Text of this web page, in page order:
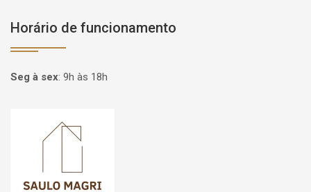
Horário de funcionamento
Seg à sex: 9h às 18h
Página inicial